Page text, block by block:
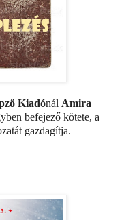
Kiadónál Amira
befejező kötete, a
gazdagítja.